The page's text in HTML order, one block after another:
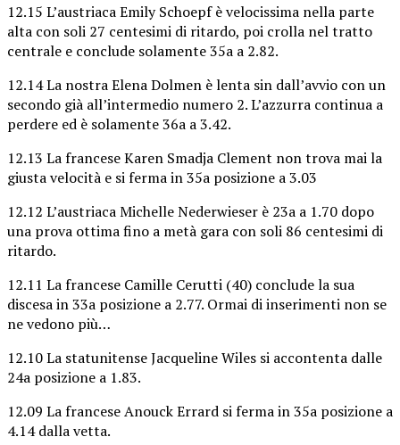
12.15 L’austriaca Emily Schoepf è velocissima nella parte
alta con soli 27 centesimi di ritardo, poi crolla nel tratto
centrale e conclude solamente 35a a 2.82.
12.14 La nostra Elena Dolmen è lenta sin dall’avvio con un
secondo già all’intermedio numero 2. L’azzurra continua a
perdere ed è solamente 36a a 3.42.
12.13 La francese Karen Smadja Clement non trova mai la
giusta velocità e si ferma in 35a posizione a 3.03
12.12 L’austriaca Michelle Nederwieser è 23a a 1.70 dopo
una prova ottima fino a metà gara con soli 86 centesimi di
ritardo.
12.11 La francese Camille Cerutti (40) conclude la sua
discesa in 33a posizione a 2.77. Ormai di inserimenti non se
ne vedono più…
12.10 La statunitense Jacqueline Wiles si accontenta dalle
24a posizione a 1.83.
12.09 La francese Anouck Errard si ferma in 35a posizione a
4.14 dalla vetta.